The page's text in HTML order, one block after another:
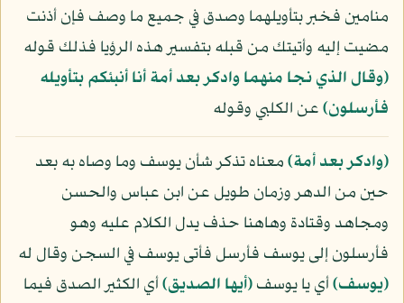
منامين فخبر بتأويلهما وصدق في جميع ما وصف فإن أذنت
مضيت إليه وأتيتك من قبله بتفسير هذه الرؤيا فذلك قوله
﴿وقال الذي نجا منهما وادكر بعد أمة أنا أنبئكم بتأويله
فأرسلون﴾عن الكلبي وقوله
﴿وادكر بعد أمة﴾معناه تذكر شأن يوسف وما وصاه به بعد
حين من الدهر وزمان طويل عن ابن عباس والحسن
ومجاهد وقتادة وهاهنا حذف يدل الكلام عليه وهو
فأرسلون إلى يوسف فأرسل فأتى يوسف في السجن وقال له
﴿يوسف﴾أي يا يوسف﴿أيها الصديق﴾أي الكثير الصدق فيما